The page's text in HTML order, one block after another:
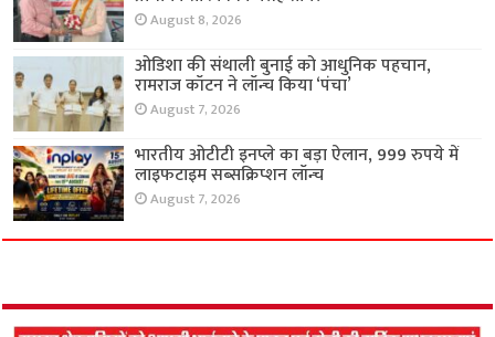
August 8, 2026
ओडिशा की संथाली बुनाई को आधुनिक पहचान,
रामराज कॉटन ने लॉन्च किया ‘पंचा’
August 7, 2026
भारतीय ओटीटी इनप्ले का बड़ा ऐलान, 999 रुपये में
लाइफटाइम सब्सक्रिप्शन लॉन्च
August 7, 2026